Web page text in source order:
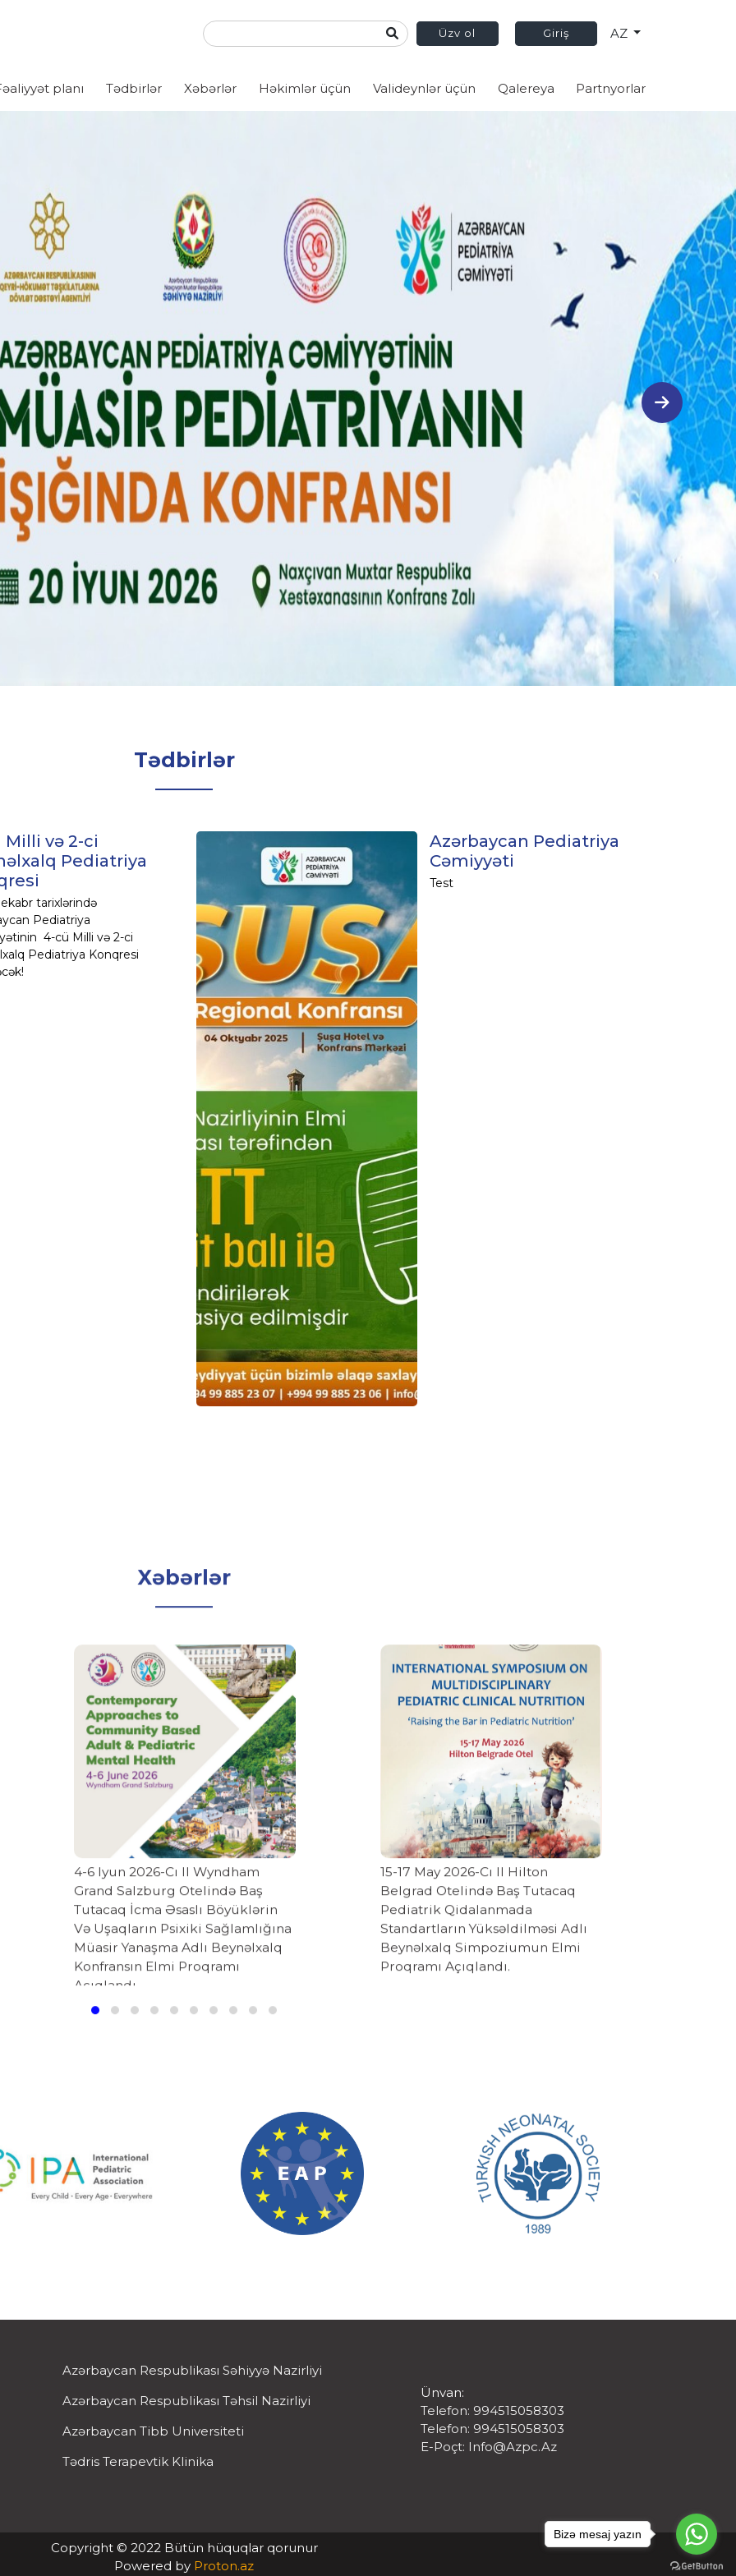
Üzv ol Giriş AZ
planı Tədbirlər Xəbərlər Həkimlər üçün Valideynlər üçün Qalereya Partnyorlar
Tədbirlər
Milli və 2-ci
Pediatriya
tarixlərində
Pediatriya
4-cü Milli və 2-ci
Pediatriya Konqresi
Azərbaycan Pediatriya
Cəmiyyəti
Test
Xəbərlər
4-6 Iyun 2026-Cı Il Wyndham
Grand Salzburg Otelində Baş
Tutacaq İcma Əsaslı Böyüklərin
Və Uşaqların Psixiki Sağlamlığına
Müasir Yanaşma Adlı Beynəlxalq
Konfransın Elmi Proqramı
Açıqlandı.
07-08-2026
15-17 May 2026-Cı Il Hilton
Belgrad Otelində Baş Tutacaq
Pediatrik Qidalanmada
Standartların Yüksəldilməsi Adlı
Beynəlxalq Simpoziumun Elmi
Proqramı Açıqlandı.
Azərbaycan Respublikası Səhiyyə Nazirliyi
Azərbaycan Respublikası Təhsil Nazirliyi
Azərbaycan Tibb Universiteti
Tədris Terapevtik Klinika
Ünvan:
Telefon: 994515058303
Telefon: 994515058303
E-Poçt: Info@azpc.az
Copyright © 2022 Bütün hüquqlar qorunur
Powered by Proton.az
Bizə mesaj yazın